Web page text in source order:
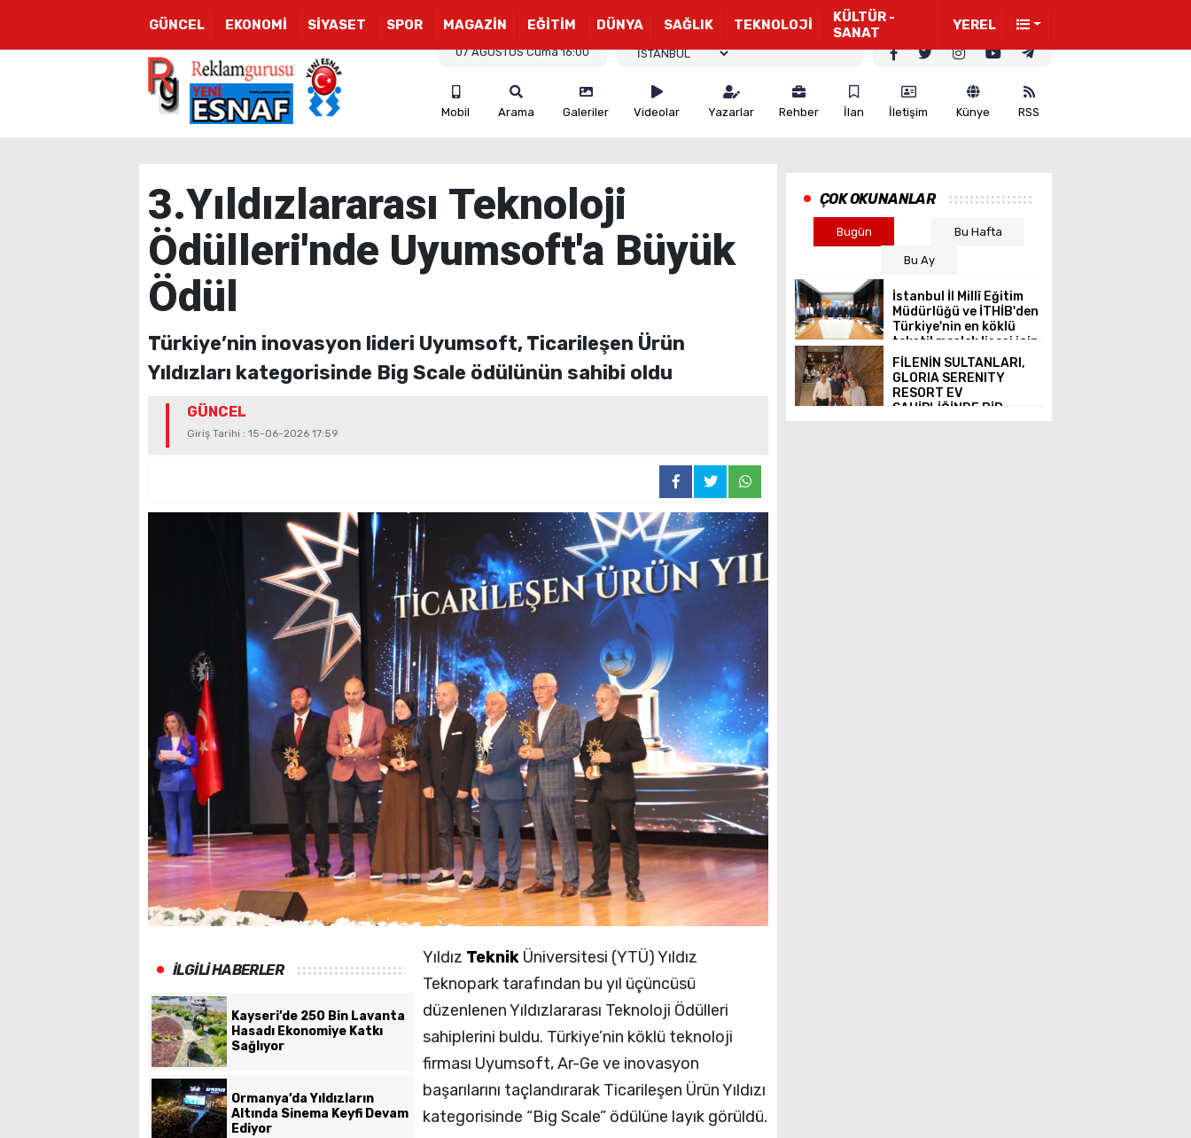
GÜNCEL EKONOMİ SİYASET SPOR MAGAZİN EĞİTİM DÜNYA SAĞLIK TEKNOLOJİ
KÜLTÜR -
SANAT
YEREL
07 AĞUSTOS Cuma 16:00
Mobil Arama Galeriler Videolar Yazarlar Rehber İlan İletişim Künye RSS
3.Yıldızlararası Teknoloji
Ödülleri'nde Uyumsoft'a Büyük
Ödül
Türkiye’nin inovasyon lideri Uyumsoft, Ticarileşen Ürün
Yıldızları kategorisinde Big Scale ödülünün sahibi oldu
GÜNCEL
Giriş Tarihi : 15-06-2026 17:59
İLGİLİ HABERLER
Kayseri’de 250 Bin Lavanta
Hasadı Ekonomiye Katkı
Sağlıyor
Ormanya’da Yıldızların
Altında Sinema Keyfi Devam
Ediyor
Yıldız Teknik Üniversitesi (YTÜ) Yıldız
Teknopark tarafından bu yıl üçüncüsü
düzenlenen Yıldızlararası Teknoloji Ödülleri
sahiplerini buldu. Türkiye’nin köklü teknoloji
firması Uyumsoft, Ar-Ge ve inovasyon
başarılarını taçlandırarak Ticarileşen Ürün Yıldızı
kategorisinde “Big Scale” ödülüne layık görüldü.
ÇOK OKUNANLAR
Bugün Bu Hafta
Bu Ay
İstanbul İl Millî Eğitim
Müdürlüğü ve İTHİB'den
Türkiye'nin en köklü
tekstil meslek lisesi için
ortak vizyon
FİLENİN SULTANLARI,
GLORIA SERENITY
RESORT EV
SAHİPLİĞİNDE BİR